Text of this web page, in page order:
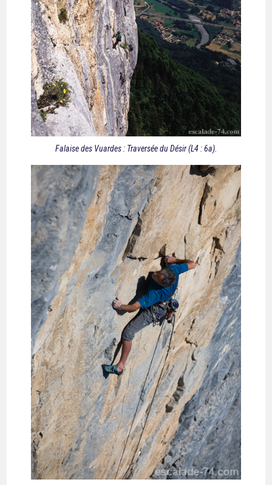
Falaise des Vuardes : Traversée du Désir (L4 : 6a).